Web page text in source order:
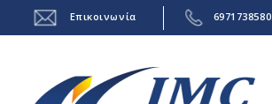
Επικοινωνία 6971738580